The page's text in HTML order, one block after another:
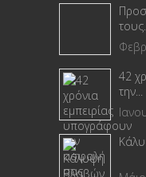
42
την...